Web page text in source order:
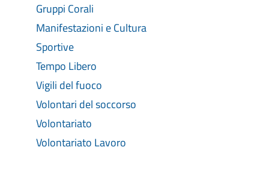
Gruppi Corali
Manifestazioni e Cultura
Sportive
Tempo Libero
Vigili del fuoco
Volontari del soccorso
Volontariato
Volontariato Lavoro